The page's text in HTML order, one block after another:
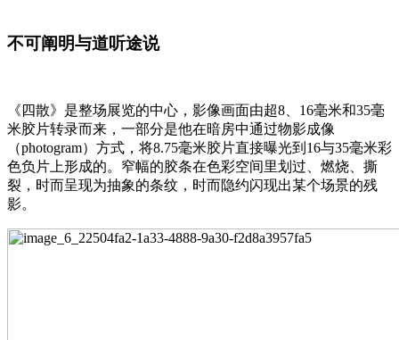
不可阐明与道听途说
《四散》是整场展览的中心，影像画面由超8、16毫米和35毫
米胶片转录而来，一部分是他在暗房中通过物影成像
（photogram）方式，将8.75毫米胶片直接曝光到16与35毫米彩
色负片上形成的。窄幅的胶条在色彩空间里划过、燃烧、撕
裂，时而呈现为抽象的条纹，时而隐约闪现出某个场景的残
影。